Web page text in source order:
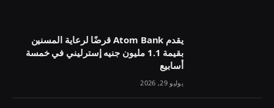
يقدم Atom Bank قرضًا لرعاية المسنين
بقيمة 1.1 مليون جنيه إسترليني في خمسة
أسابيع
يوليو 29, 2026